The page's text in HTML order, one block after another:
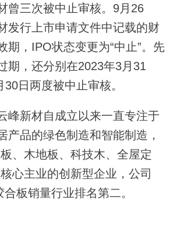
曾三次被中止审核。9月26
发行上市申请文件中记载的财
期，IPO状态变更为“中止”。先
期，还分别在2023年3月31
30日两度被中止审核。
峰新材自成立以来一直专注于
产品的绿色制造和智能制造，
、木地板、科技木、全屋定
心主业的创新型企业，公司
合板销量行业排名第二。